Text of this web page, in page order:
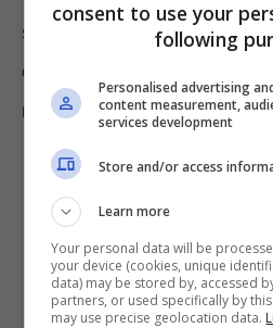
secondo luogo si potrà
consultare la soluzione
risposta gusta.
consent to use your
following
Personalised advertising
content measurement,
services development
Store and/or access
Learn more
Your personal data will be
your device (cookies, unique
data) may be stored by, accessed
partners, or used specifically by
may use precise geolocation data.